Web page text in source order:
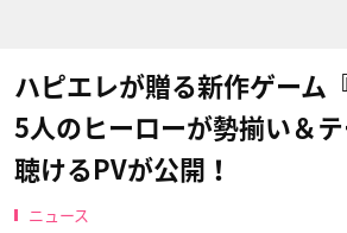
ハピエレが贈る新作ゲーム
5人のヒーローが勢揃い＆
聴けるPVが公開！
ニュース